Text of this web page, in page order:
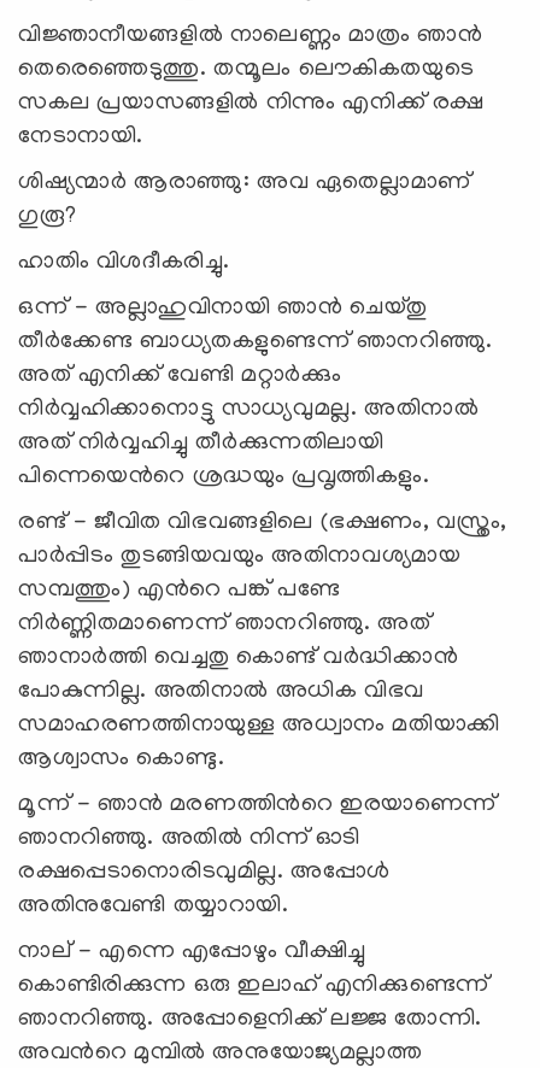
വിജ്ഞാനീയങ്ങളിൽ നാലെണ്ണം മാത്രം ഞാൻ
തെരെഞ്ഞെടുത്തു. തന്മൂലം ലൌകികതയുടെ
സകല പ്രയാസങ്ങളിൽ നിന്നും എനിക്ക് രക്ഷ
നേടാനായി.
ശിഷ്യന്മാർ ആരാഞ്ഞു: അവ ഏതെല്ലാമാണ്
ഗുരൂ?
ഹാതിം വിശദീകരിച്ചു.
ഒന്ന് - അല്ലാഹുവിനായി ഞാൻ ചെയ്തു
തീർക്കേണ്ട ബാധ്യതകളുണ്ടെന്ന് ഞാനറിഞ്ഞു.
അത് എനിക്ക് വേണ്ടി മറ്റാർക്കും
നിർവ്വഹിക്കാനൊട്ടു സാധ്യവുമല്ല. അതിനാൽ
അത് നിർവ്വഹിച്ചു തീർക്കുന്നതിലായി
പിന്നെയെന്‍റെ ശ്രദ്ധയും പ്രവൃത്തികളും.
രണ്ട് - ജീവിത വിഭവങ്ങളിലെ (ഭക്ഷണം, വസ്ത്രം,
പാർപ്പിടം തുടങ്ങിയവയും അതിനാവശ്യമായ
സമ്പത്തും) എന്‍റെ പങ്ക് പണ്ടേ
നിർണ്ണിതമാണെന്ന് ഞാനറിഞ്ഞു. അത്
ഞാനാർത്തി വെച്ചതു കൊണ്ട് വർദ്ധിക്കാൻ
പോകുന്നില്ല. അതിനാൽ അധിക വിഭവ
സമാഹരണത്തിനായുള്ള അധ്വാനം മതിയാക്കി
ആശ്വാസം കൊണ്ടു.
മൂന്ന് - ഞാൻ മരണത്തിന്‍റെ ഇരയാണെന്ന്
ഞാനറിഞ്ഞു. അതിൽ നിന്ന് ഓടി
രക്ഷപ്പെടാനൊരിടവുമില്ല. അപ്പോൾ
അതിനുവേണ്ടി തയ്യാറായി.
നാല് - എന്നെ എപ്പോഴും വീക്ഷിച്ചു
കൊണ്ടിരിക്കുന്ന ഒരു ഇലാഹ് എനിക്കുണ്ടെന്ന്
ഞാനറിഞ്ഞു. അപ്പോളെനിക്ക് ലജ്ജ തോന്നി.
അവന്‍റെ മുമ്പിൽ അനുയോജ്യമല്ലാത്ത